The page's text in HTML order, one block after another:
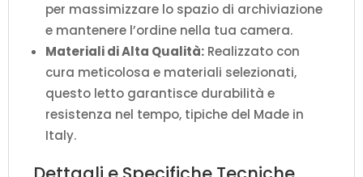
per massimizzare lo spazio di archiviazione
e mantenere l’ordine nella tua camera.
Materiali di Alta Qualità: Realizzato con
cura meticolosa e materiali selezionati,
questo letto garantisce durabilità e
resistenza nel tempo, tipiche del Made in
Italy.